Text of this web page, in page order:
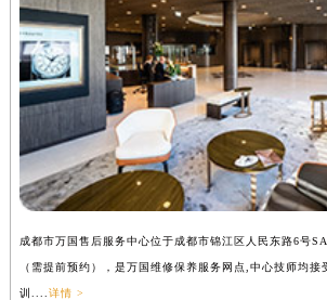
成都市万国售后服务中心位于成都市锦江区人民东路6号
（需提前预约），是万国维修保养服务网点,中心技师均接
训.... 详情 >